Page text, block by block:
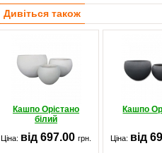
Дивіться також
Кашпо Орістано
білий
Кашпо
Ціна: від 697.00 грн. Ціна: від